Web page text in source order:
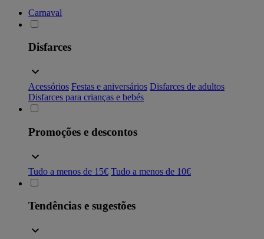
Carnaval
Disfarces
Acessórios Festas e aniversários Disfarces de adultos
Disfarces para crianças e bebés
Promoções e descontos
Tudo a menos de 15€ Tudo a menos de 10€
Tendências e sugestões